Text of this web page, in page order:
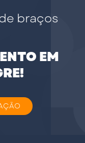
braços
EM